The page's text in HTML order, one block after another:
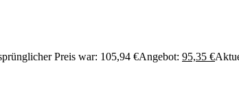
Preis war: 105,94 €Angebot: 95,35 €